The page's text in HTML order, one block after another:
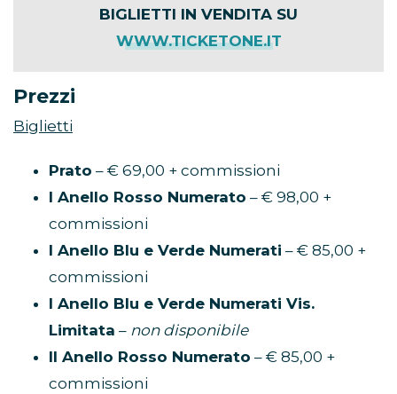
BIGLIETTI IN VENDITA SU
WWW.TICKETONE.IT
Prezzi
Biglietti
Prato – € 69,00 + commissioni
I Anello Rosso Numerato – € 98,00 +
commissioni
I Anello Blu e Verde Numerati – € 85,00 +
commissioni
I Anello Blu e Verde Numerati Vis.
Limitata – non disponibile
II Anello Rosso Numerato – € 85,00 +
commissioni